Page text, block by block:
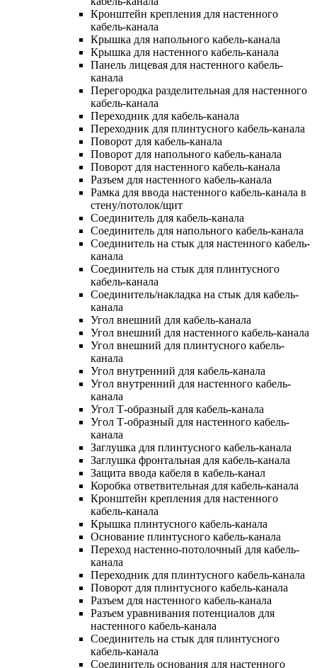
Кронштейн крепления для настенного
кабель-канала
Крышка для напольного кабель-канала
Крышка для настенного кабель-канала
Панель лицевая для настенного кабель-
канала
Перегородка разделительная для настенного
кабель-канала
Переходник для кабель-канала
Переходник для плинтусного кабель-канала
Поворот для кабель-канала
Поворот для напольного кабель-канала
Поворот для настенного кабель-канала
Разъем для настенного кабель-канала
Рамка для ввода настенного кабель-канала в
стену/потолок/щит
Соединитель для кабель-канала
Соединитель для напольного кабель-канала
Соединитель на стык для настенного кабель-
канала
Соединитель на стык для плинтусного
кабель-канала
Соединитель/накладка на стык для кабель-
канала
Угол внешний для кабель-канала
Угол внешний для настенного кабель-канала
Угол внешний для плинтусного кабель-
канала
Угол внутренний для кабель-канала
Угол внутренний для настенного кабель-
канала
Угол Т-образный для кабель-канала
Угол Т-образный для настенного кабель-
канала
Заглушка для плинтусного кабель-канала
Заглушка фронтальная для кабель-канала
Защита ввода кабеля в кабель-канал
Коробка ответвительная для кабель-канала
Кронштейн крепления для настенного
кабель-канала
Крышка плинтусного кабель-канала
Основание плинтусного кабель-канала
Переход настенно-потолочный для кабель-
канала
Переходник для плинтусного кабель-канала
Поворот для плинтусного кабель-канала
Разъем для настенного кабель-канала
Разъем уравнивания потенциалов для
настенного кабель-канала
Соединитель на стык для плинтусного
кабель-канала
Соединитель основания для настенного